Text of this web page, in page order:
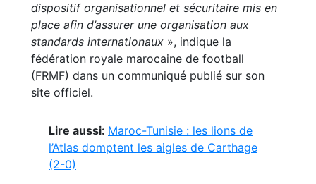
dispositif organisationnel et sécuritaire mis en
place afin d’assurer une organisation aux
standards internationaux », indique la
fédération royale marocaine de football
(FRMF) dans un communiqué publié sur son
site officiel.
Lire aussi: Maroc-Tunisie : les lions de
l’Atlas domptent les aigles de Carthage
(2-0)